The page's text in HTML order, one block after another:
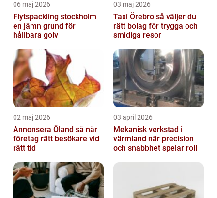
06 maj 2026
Flytspackling stockholm
en jämn grund för
hållbara golv
03 maj 2026
Taxi Örebro så väljer du
rätt bolag för trygga och
smidiga resor
02 maj 2026
Annonsera Öland så når
företag rätt besökare vid
rätt tid
03 april 2026
Mekanisk verkstad i
värmland när precision
och snabbhet spelar roll